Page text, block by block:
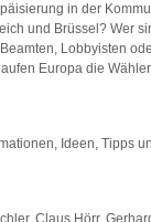
in der
und Brüssel? Wer
Lobbyisten
Europa die
Ideen, Tipps